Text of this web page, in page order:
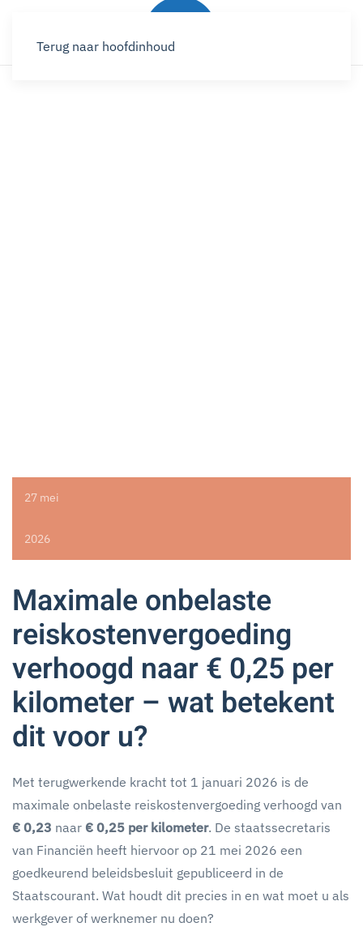
Terug naar hoofdinhoud
27 mei
2026
Maximale onbelaste
reiskostenvergoeding
verhoogd naar € 0,25 per
kilometer – wat betekent
dit voor u?
Met terugwerkende kracht tot 1 januari 2026 is de
maximale onbelaste reiskostenvergoeding verhoogd van
€ 0,23 naar € 0,25 per kilometer. De staatssecretaris
van Financiën heeft hiervoor op 21 mei 2026 een
goedkeurend beleidsbesluit gepubliceerd in de
Staatscourant. Wat houdt dit precies in en wat moet u als
werkgever of werknemer nu doen?